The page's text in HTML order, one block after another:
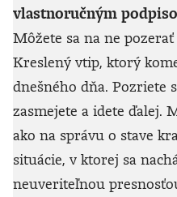
vlastnoručným
Môžete sa na ne
Kreslený vtip, ktorý
dnešného dňa. Pozriete
zasmejete a idete ďalej.
ako na správu o stave
situácie, v ktorej sa
neuveriteľnou